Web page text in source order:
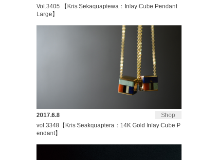
Vol.3405 【Kris Sekaquaptewa：Inlay Cube Pendant
Large】
Shop
2017.6.8
vol.3348【Kris Seakquaptera：14K Gold Inlay Cube P
endant】